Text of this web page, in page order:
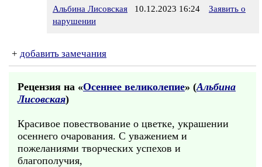
Альбина Лисовская 10.12.2023 16:24
Заявить о
нарушении
+ добавить замечания
Рецензия на «Осеннее великолепие» (Альбина
Лисовская)
Красивое повествование о цветке, украшении
осеннего очарования. С уважением и
пожеланиями творческих успехов и
благополучия,